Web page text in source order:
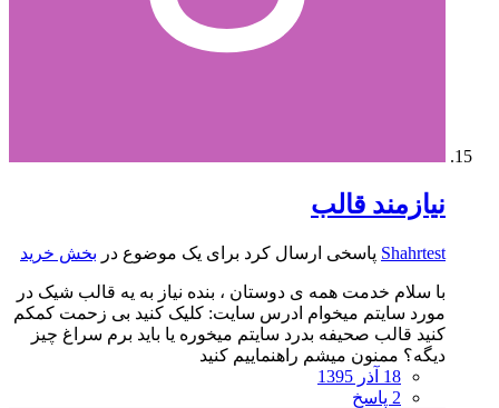
نیازمند قالب
Shahrtest پاسخی ارسال کرد برای یک موضوع در بخش خرید
با سلام خدمت همه ی دوستان ، بنده نیاز به یه قالب شیک در
مورد سایتم میخوام ادرس سایت: کلیک کنید بی زحمت کمکم
کنید قالب صحیفه بدرد سایتم میخوره یا باید برم سراغ چیز
دیگه؟ ممنون میشم راهنماییم کنید
18 آذر 1395
2 پاسخ